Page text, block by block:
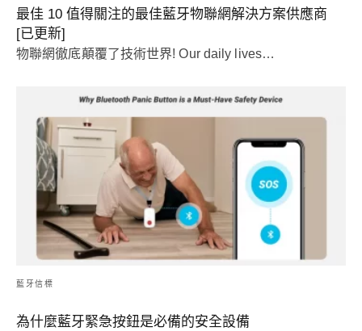
最佳 10 值得關注的最佳藍牙物聯網解決方案供應商
[已更新]
物聯網徹底顛覆了技術世界!Our daily lives…
藍牙信標
為什麼藍牙緊急按鈕是必備的安全設備